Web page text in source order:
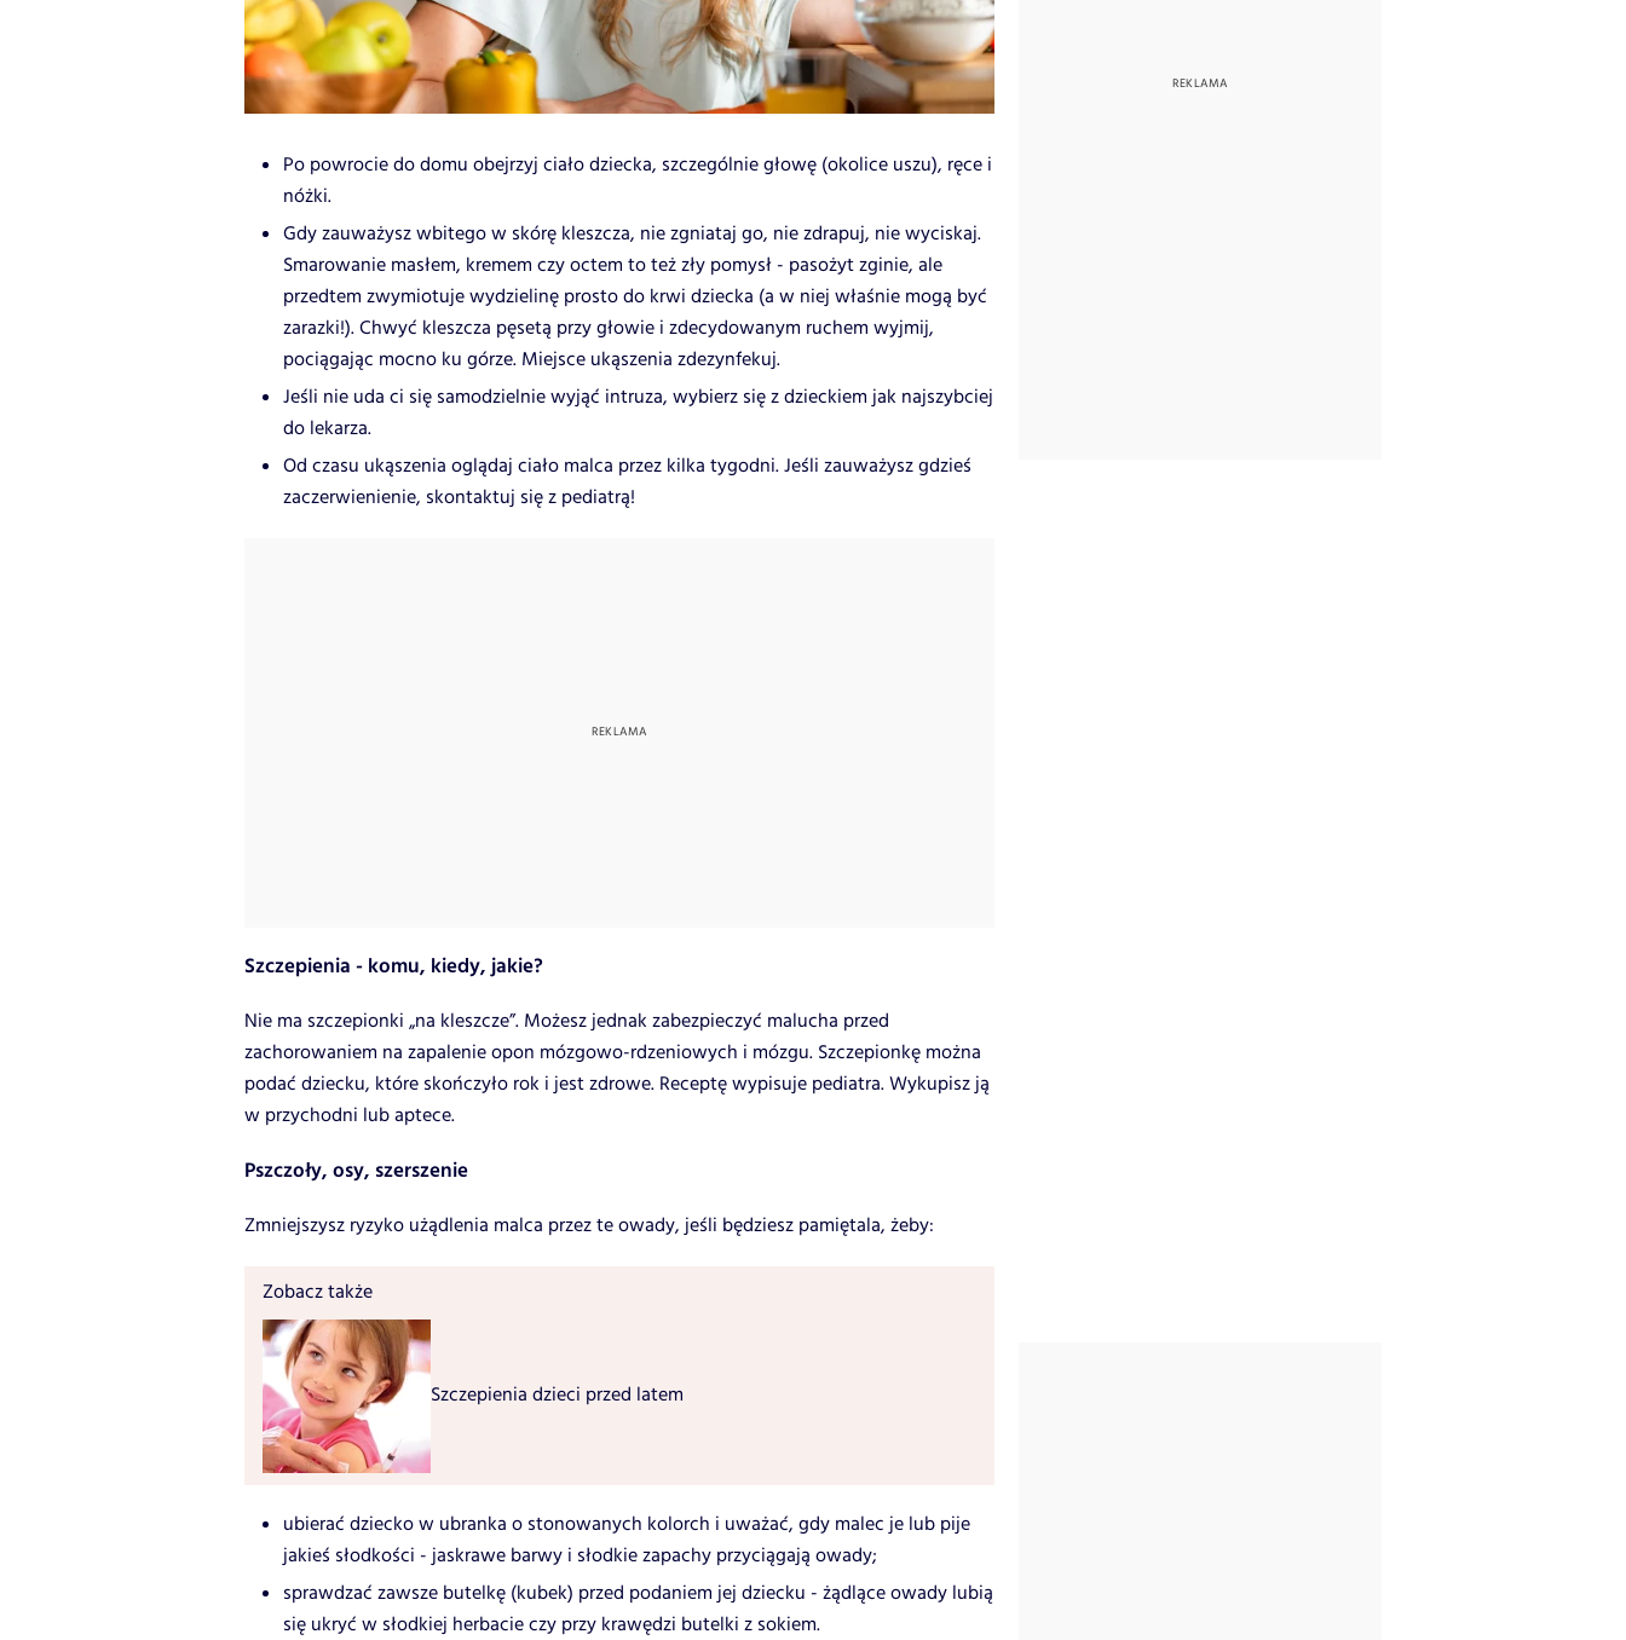
Po powrocie do domu obejrzyj ciało dziecka, szczególnie głowę (okolice uszu), ręce i
nóżki.
Gdy zauważysz wbitego w skórę kleszcza, nie zgniataj go, nie zdrapuj, nie wyciskaj.
Smarowanie masłem, kremem czy octem to też zły pomysł - pasożyt zginie, ale
przedtem zwymiotuje wydzielinę prosto do krwi dziecka (a w niej właśnie mogą być
zarazki!). Chwyć kleszcza pęsetą przy głowie i zdecydowanym ruchem wyjmij,
pociągając mocno ku górze. Miejsce ukąszenia zdezynfekuj.
Jeśli nie uda ci się samodzielnie wyjąć intruza, wybierz się z dzieckiem jak najszybciej
do lekarza.
Od czasu ukąszenia oglądaj ciało malca przez kilka tygodni. Jeśli zauważysz gdzieś
zaczerwienienie, skontaktuj się z pediatrą!
Szczepienia - komu, kiedy, jakie?
Nie ma szczepionki „na kleszcze”. Możesz jednak zabezpieczyć malucha przed
zachorowaniem na zapalenie opon mózgowo-rdzeniowych i mózgu. Szczepionkę można
podać dziecku, które skończyło rok i jest zdrowe. Receptę wypisuje pediatra. Wykupisz ją
w przychodni lub aptece.
Pszczoły, osy, szerszenie
Zmniejszysz ryzyko użądlenia malca przez te owady, jeśli będziesz pamiętala, żeby:
Zobacz także
Szczepienia dzieci przed latem
ubierać dziecko w ubranka o stonowanych kolorch i uważać, gdy malec je lub pije
jakieś słodkości - jaskrawe barwy i słodkie zapachy przyciągają owady;
sprawdzać zawsze butelkę (kubek) przed podaniem jej dziecku - żądlące owady lubią
się ukryć w słodkiej herbacie czy przy krawędzi butelki z sokiem.